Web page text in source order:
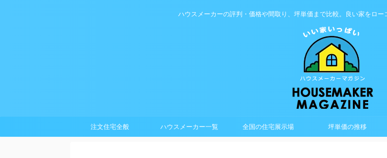
ハウスメーカーの評判・価格や間取り、坪単価まで比較。良い家をロー
注文住宅全般 ハウスメーカー一覧 全国の住宅展示場 坪単価の推移